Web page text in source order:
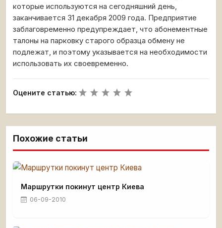
которые используются на сегодняшний день,
заканчивается 31 декабря 2009 года. Предприятие
заблаговременно предупреждает, что абонементные
талоны на парковку старого образца обмену не
подлежат, и поэтому указывается на необходимости
использовать их своевременно.
Оцените статью:
Похожие статьи
Маршрутки покинут центр Киева
06-09-2010